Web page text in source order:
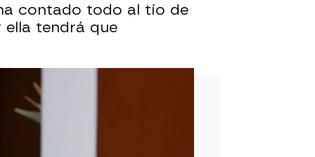
contado todo al tío de
ella tendrá que